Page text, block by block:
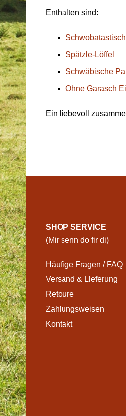
Enthalten sind:
Spätzle-Löffel
Schwäbische
Ohne Garasch
Ein liebevoll
SHOP SERVICE
(Mir senn do fir di)
Häufige Fragen / FAQ
Versand & Lieferung
Retoure
Zahlungsweisen
Kontakt